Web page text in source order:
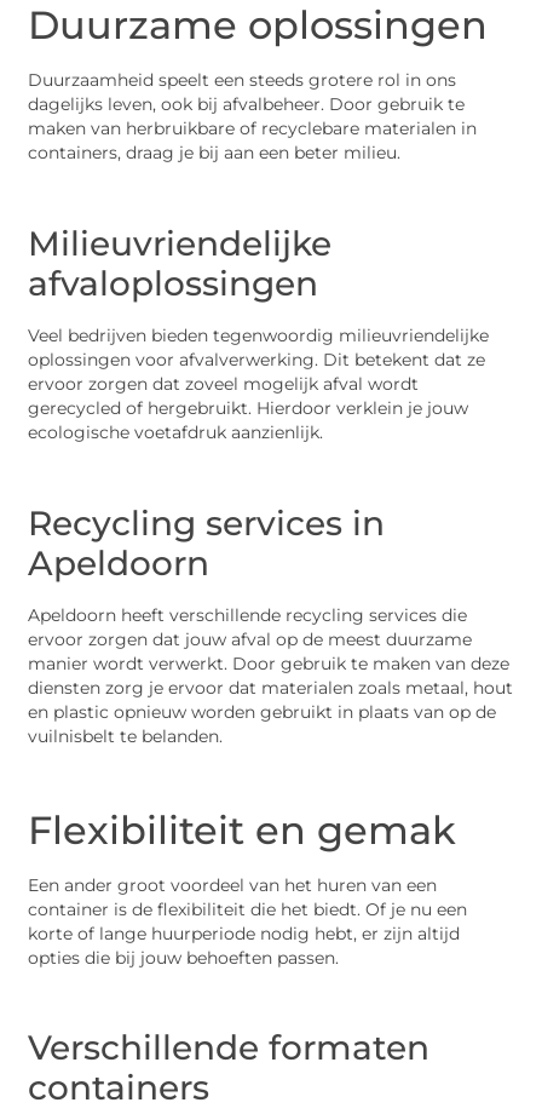
Duurzame oplossingen
Duurzaamheid speelt een steeds grotere rol in ons
dagelijks leven, ook bij afvalbeheer. Door gebruik te
maken van herbruikbare of recyclebare materialen in
containers, draag je bij aan een beter milieu.
Milieuvriendelijke
afvaloplossingen
Veel bedrijven bieden tegenwoordig milieuvriendelijke
oplossingen voor afvalverwerking. Dit betekent dat ze
ervoor zorgen dat zoveel mogelijk afval wordt
gerecycled of hergebruikt. Hierdoor verklein je jouw
ecologische voetafdruk aanzienlijk.
Recycling services in
Apeldoorn
Apeldoorn heeft verschillende recycling services die
ervoor zorgen dat jouw afval op de meest duurzame
manier wordt verwerkt. Door gebruik te maken van deze
diensten zorg je ervoor dat materialen zoals metaal, hout
en plastic opnieuw worden gebruikt in plaats van op de
vuilnisbelt te belanden.
Flexibiliteit en gemak
Een ander groot voordeel van het huren van een
container is de flexibiliteit die het biedt. Of je nu een
korte of lange huurperiode nodig hebt, er zijn altijd
opties die bij jouw behoeften passen.
Verschillende formaten
containers